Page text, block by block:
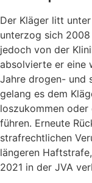
Der Kläger litt
unterzog sich
jedoch von der
absolvierte er eine
Jahre drogen- und
gelang es dem
loszukommen
führen. Erneute
strafrechtlichen
längeren
2021 in der JVA